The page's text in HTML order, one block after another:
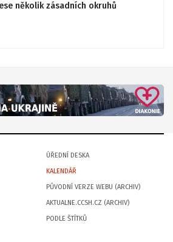
několik zásadních okruhů
ÚŘEDNÍ DESKA
KALENDÁŘ
PŮVODNÍ VERZE WEBU (ARCHIV)
AKTUALNE.CCSH.CZ (ARCHIV)
PODLE ŠTÍTKŮ